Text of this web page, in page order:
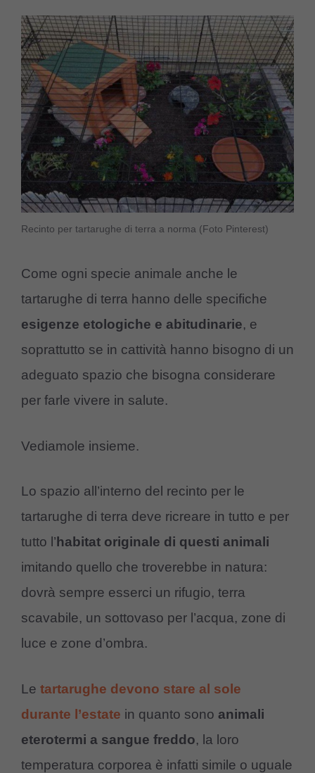
Recinto per tartarughe di terra a norma (Foto Pinterest)
Come ogni specie animale anche le
tartarughe di terra hanno delle specifiche
esigenze etologiche e abitudinarie, e
soprattutto se in cattività hanno bisogno di un
adeguato spazio che bisogna considerare
per farle vivere in salute.
Vediamole insieme.
Lo spazio all’interno del recinto per le
tartarughe di terra deve ricreare in tutto e per
tutto l’ habitat originale di questi animali
imitando quello che troverebbe in natura:
dovrà sempre esserci un rifugio, terra
scavabile, un sottovaso per l’acqua, zone di
luce e zone d’ombra.
Le tartarughe devono stare al sole
durante l’estate in quanto sono animali
eterotermi a sangue freddo, la loro
temperatura corporea è infatti simile o uguale